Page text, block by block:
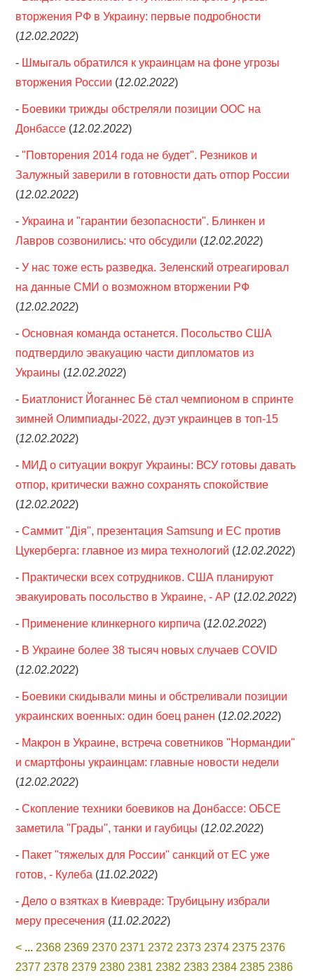
вторжения РФ в Украину: первые подробности
(12.02.2022)
- Шмыгаль обратился к украинцам на фоне угрозы
вторжения России (12.02.2022)
- Боевики трижды обстреляли позиции ООС на
Донбассе (12.02.2022)
-"Повторения 2014 года не будет". Резников и
Залужный заверили в готовности дать отпор России
(12.02.2022)
-Украина и "гарантии безопасности". Блинкен и
Лавров созвонились: что обсудили (12.02.2022)
-У нас тоже есть разведка. Зеленский отреагировал
на данные СМИ о возможном вторжении РФ
(12.02.2022)
-Основная команда останется. Посольство США
подтвердило эвакуацию части дипломатов из
Украины (12.02.2022)
- Биатлонист Йоганнес Бё стал чемпионом в спринте
зимней Олимпиады-2022, дуэт украинцев в топ-15
(12.02.2022)
- МИД о ситуации вокруг Украины: ВСУ готовы давать
отпор, критически важно сохранять спокойствие
(12.02.2022)
-Саммит "Дія", презентация Samsung и ЕС против
Цукерберга: главное из мира технологий (12.02.2022)
- Практически всех сотрудников. США планируют
эвакуировать посольство в Украине, - AP (12.02.2022)
- Применение клинкерного кирпича (12.02.2022)
- В Украине более 38 тысяч новых случаев COVID
(12.02.2022)
- Боевики скидывали мины и обстреливали позиции
украинских военных: один боец ранен (12.02.2022)
- Макрон в Украине, встреча советников "Нормандии"
и смартфоны украинцам: главные новости недели
(12.02.2022)
-Скопление техники боевиков на Донбассе: ОБСЕ
заметила "Грады", танки и гаубицы (12.02.2022)
- Пакет "тяжелых для России" санкций от ЕС уже
готов, - Кулеба (11.02.2022)
-Дело о взятках в Киевраде: Трубицыну избрали
меру пресечения (11.02.2022)
< ... 2368 2369 2370 2371 2372 2373 2374 2375 2376
2377 2378 2379 2380 2381 2382 2383 2384 2385 2386